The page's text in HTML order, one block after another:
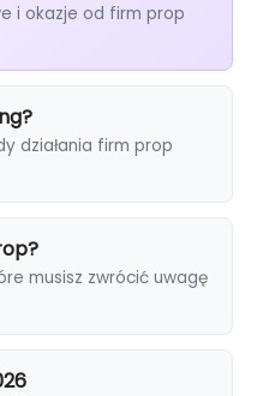
i okazje od firm prop
działania firm prop
musisz zwrócić uwagę